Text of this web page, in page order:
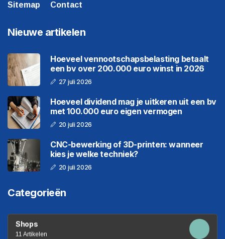
Sitemap
Contact
Nieuwe artikelen
Hoeveel vennootschapsbelasting betaalt
een bv over 200.000 euro winst in 2026
27 juli 2026
Hoeveel dividend mag je uitkeren uit een bv
met 100.000 euro eigen vermogen
20 juli 2026
CNC-bewerking of 3D-printen: wanneer
kies je welke techniek?
20 juli 2026
Categorieën
Shops
11 Artikelen